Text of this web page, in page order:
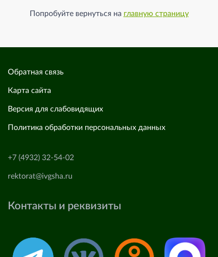
Попробуйте вернуться на главную страницу
Обратная связь
Карта сайта
Версия для слабовидящих
Политика обработки персональных данных
+7 (4932) 32-54-02
rektorat@ivgsha.ru
Контакты и реквизиты